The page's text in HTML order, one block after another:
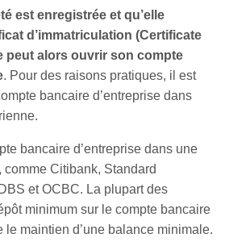
est enregistrée et qu’elle
d’immatriculation (Certificate
peut alors ouvrir son compte
. Pour des raisons pratiques, il est
bancaire d’entreprise dans
bancaire d’entreprise dans une
Citibank, Standard
et OCBC. La plupart des
minimum sur le compte bancaire
le maintien d’une balance minimale.